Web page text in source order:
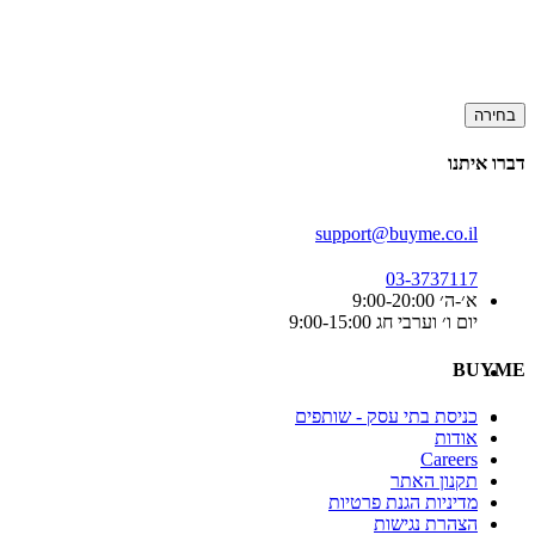
בחירה
דברו איתנו
support@buyme.co.il
03-3737117
א׳-ה׳ 9:00-20:00
יום ו׳ וערבי חג 9:00-15:00
BUYME
כניסת בתי עסק - שותפים
אודות
Careers
תקנון האתר
מדיניות הגנת פרטיות
הצהרת נגישות